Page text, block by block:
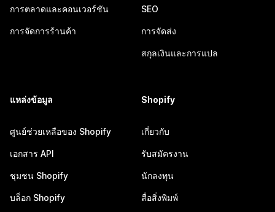
การตลาดและคอนเวอร์ชัน
การจัดการร้านค้า
SEO
การจัดส่ง
สกุลเงินและการแปล
แหล่งข้อมูล
ศูนย์ช่วยเหลือของ Shopify
เอกสาร API
ชุมชน Shopify
บล็อก Shopify
Shopify
เกี่ยวกับ
รับสมัครงาน
นักลงทุน
สื่อสิ่งพิมพ์